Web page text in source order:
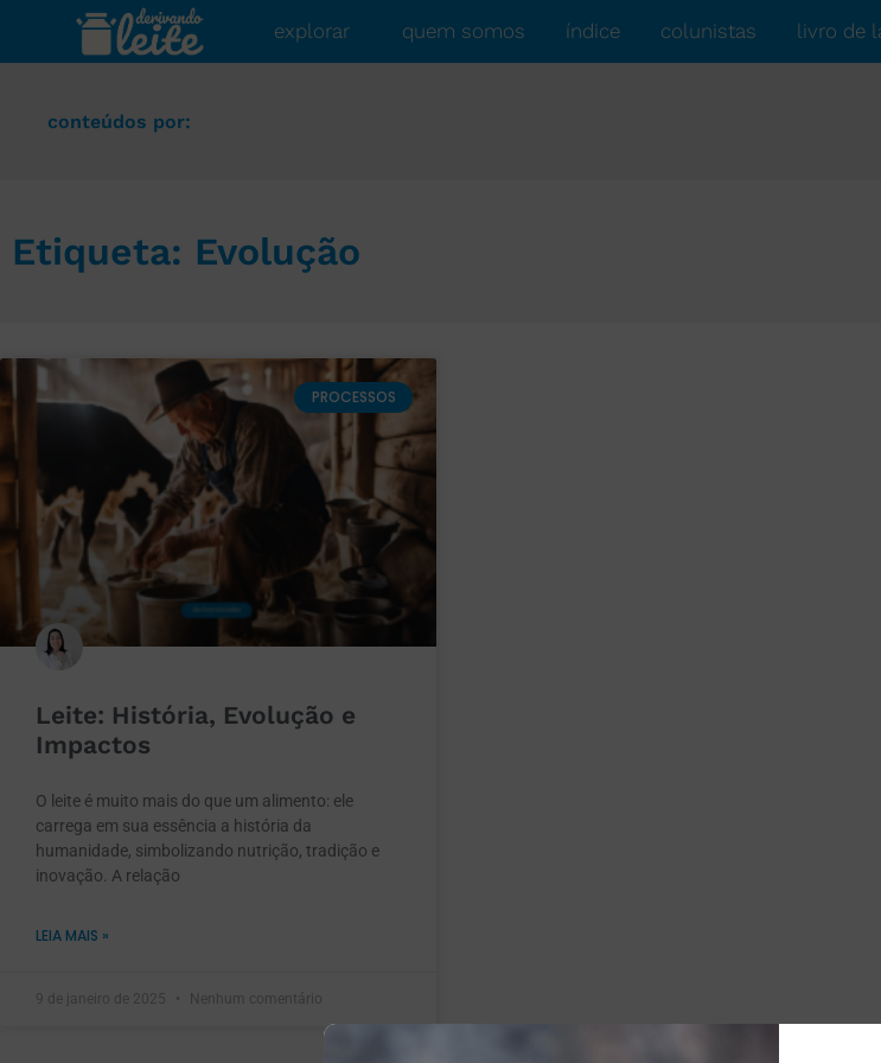
explorar quem somos índice colunistas livro de
conteúdos por:
Etiqueta: Evolução
PROCESSOS
Leite: História, Evolução e
Impactos
O leite é muito mais do que um alimento: ele
carrega em sua essência a história da
humanidade, simbolizando nutrição, tradição e
inovação. A relação
LEIA MAIS »
9 de janeiro de 2025 Nenhum comentário